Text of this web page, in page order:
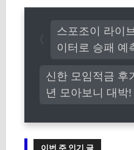
신한 모임적금 후
년 모아보니 대박!
스포조이 라이
이터로 승패 예
이번 주 인기 글